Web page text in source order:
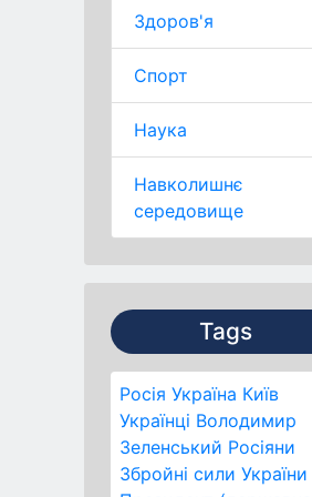
Здоров'я
Спорт
Наука
Навколишнє
середовище
Tags
Росія Україна Київ
Українці Володимир
Зеленський Росіяни
Збройні сили України